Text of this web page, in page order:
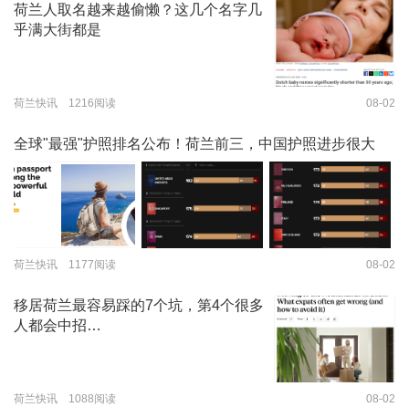
荷兰人取名越来越偷懒？这几个名字几
乎满大街都是
荷兰快讯 1216阅读 08-02
全球"最强"护照排名公布！荷兰前三，中国护照进步很大
荷兰快讯 1177阅读 08-02
移居荷兰最容易踩的7个坑，第4个很多
人都会中招…
荷兰快讯 1088阅读 08-02